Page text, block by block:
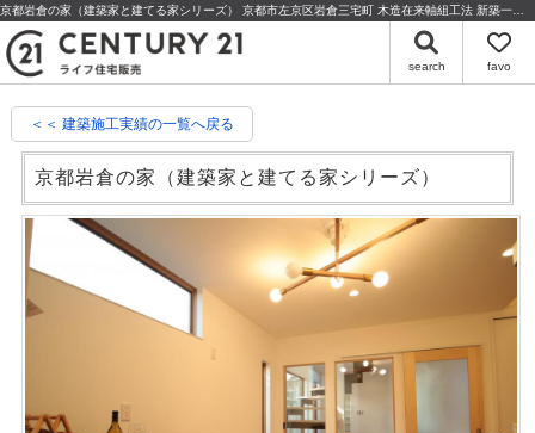
search favo
＜＜ 建築施工実績の一覧へ戻る
京都岩倉の家（建築家と建てる家シリーズ）